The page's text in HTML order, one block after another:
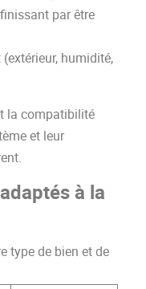
par être
humidité,
la compatibilité
et leur
à la
type de bien et de